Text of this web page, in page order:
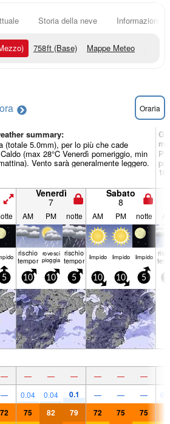
Storia della neve Informazioni
758ft (Base) Mappe Meteo
ora Oraria
summary:
(totale 5.0mm), per lo più che cade
(max 28°C Venerdì pomeriggio, min
Vento sarà generalmente leggero.
Venerdì
7
Sabato
8
AM PM notte AM PM notte
rischio
temporale
rovesci
pioggia
rischio
temporalelimp­ido limp­ido limp­ido
5 10 10 5 10 10 5
— — — — — — —
— 0.04 0.04 0.1 — — —
72 75 82 79 72 75 75